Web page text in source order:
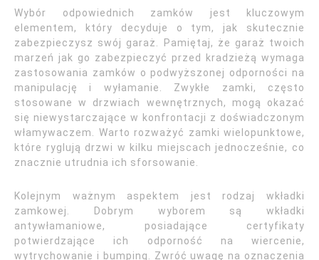
Wybór odpowiednich zamków jest kluczowym
elementem, który decyduje o tym, jak skutecznie
zabezpieczysz swój garaż. Pamiętaj, że garaż twoich
marzeń jak go zabezpieczyć przed kradzieżą wymaga
zastosowania zamków o podwyższonej odporności na
manipulację i wyłamanie. Zwykłe zamki, często
stosowane w drzwiach wewnętrznych, mogą okazać
się niewystarczające w konfrontacji z doświadczonym
włamywaczem. Warto rozważyć zamki wielopunktowe,
które ryglują drzwi w kilku miejscach jednocześnie, co
znacznie utrudnia ich sforsowanie.
Kolejnym ważnym aspektem jest rodzaj wkładki
zamkowej. Dobrym wyborem są wkładki
antywłamaniowe, posiadające certyfikaty
potwierdzające ich odporność na wiercenie,
wytrychowanie i bumping. Zwróć uwagę na oznaczenia